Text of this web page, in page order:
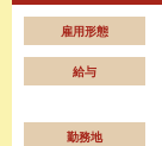
雇用形態
給与
勤務地